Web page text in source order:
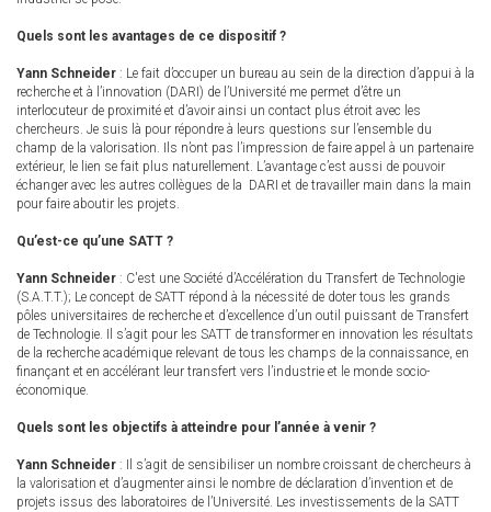
Quels sont les avantages de ce dispositif ?
Yann Schneider : Le fait d’occuper un bureau au sein de la direction d’appui à la
recherche et à l’innovation (DARI) de l’Université me permet d’être un
interlocuteur de proximité et d’avoir ainsi un contact plus étroit avec les
chercheurs. Je suis là pour répondre à leurs questions sur l’ensemble du
champ de la valorisation. Ils n’ont pas l’impression de faire appel à un partenaire
extérieur, le lien se fait plus naturellement. L’avantage c’est aussi de pouvoir
échanger avec les autres collègues de la DARI et de travailler main dans la main
pour faire aboutir les projets.
Qu’est-ce qu’une SATT ?
Yann Schneider : C'est une Société d’Accélération du Transfert de Technologie
(S.A.T.T.); Le concept de SATT répond à la nécessité de doter tous les grands
pôles universitaires de recherche et d’excellence d’un outil puissant de Transfert
de Technologie. Il s’agit pour les SATT de transformer en innovation les résultats
de la recherche académique relevant de tous les champs de la connaissance, en
finançant et en accélérant leur transfert vers l’industrie et le monde socio-
économique.
Quels sont les objectifs à atteindre pour l’année à venir ?
Yann Schneider : Il s’agit de sensibiliser un nombre croissant de chercheurs à
la valorisation et d’augmenter ainsi le nombre de déclaration d’invention et de
projets issus des laboratoires de l’Université. Les investissements de la SATT